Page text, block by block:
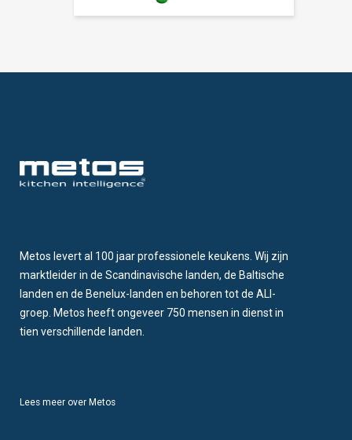
Metos levert al 100 jaar professionele keukens. Wij zijn
marktleider in de Scandinavische landen, de Baltische
landen en de Benelux-landen en behoren tot de ALI-
groep. Metos heeft ongeveer 750 mensen in dienst in
tien verschillende landen.
Lees meer over Metos